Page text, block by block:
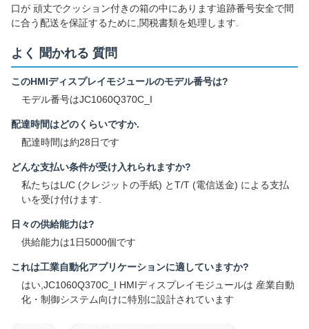
口が 頑丈でクッション付きの箱の中にあります追跡番号安全で間
に合う配送を保証するために,関税書類を処理します.
よく 聞かれる 質問
このHMIディスプレイモジュールのモデル番号は?
モデル番号はJC1060Q370C_I
配達時間はどのくらいですか.
配達時間は約28日です
どんな支払い条件が受け入れられますか?
私たちはL/C (クレジットの手紙) とT/T (電信送金) による支払
いを受け付けます.
日々の供給能力は?
供給能力は1日5000個です
これは工業自動化アプリケーションに適していますか?
はい,JC1060Q370C_I HMIディスプレイモジュールは 産業自動
化・制御システム向けに特別に設計されています